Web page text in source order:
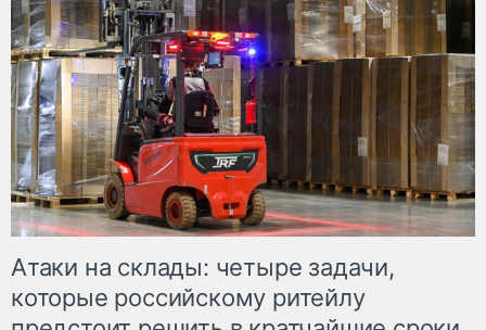
Атаки на склады: четыре задачи,
которые российскому ритейлу